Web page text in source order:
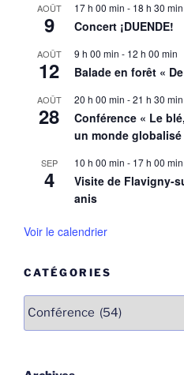
AOÛT
9
17 h 00 min - 18 h 30 min
Concert ¡DUENDE!
AOÛT
12
9 h 00 min - 12 h 00 min
Balade en forêt «
AOÛT
28
20 h 00 min -21 h 30 min
Conférence « Le
un monde globalisé
SEP
4
10 h 00 min - 17 h 00 min
Visite de Flavigny-
anis
Voir le calendrier
CATÉGORIES
Catégories